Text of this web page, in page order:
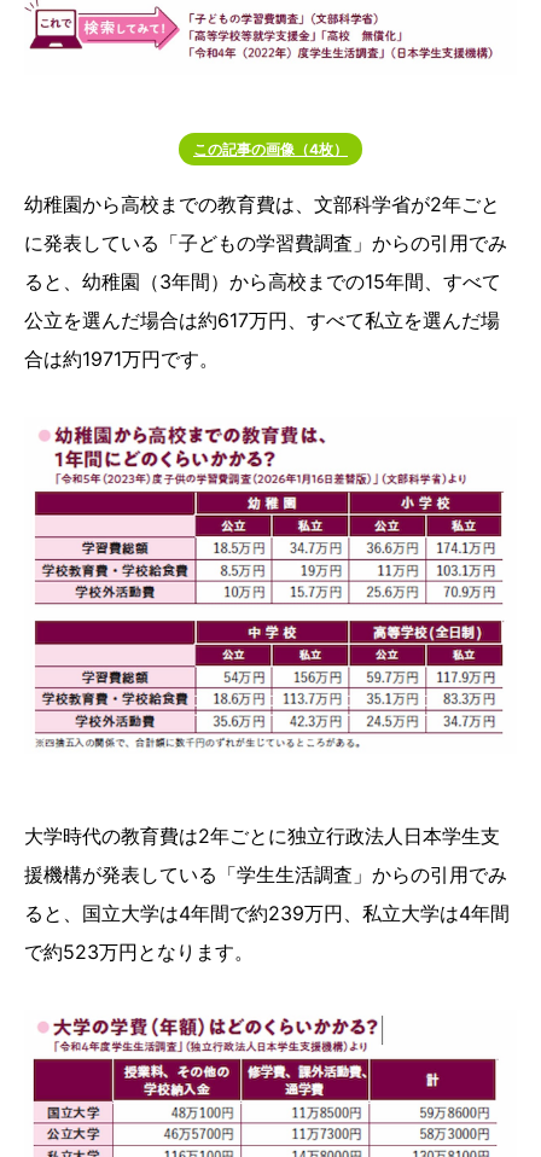
この記事の画像（4枚）
幼稚園から高校までの教育費は、文部科学省が2年ごと
に発表している「子どもの学習費調査」からの引用でみ
ると、幼稚園（3年間）から高校までの15年間、すべて
公立を選んだ場合は約617万円、すべて私立を選んだ場
合は約1971万円です。
大学時代の教育費は2年ごとに独立行政法人日本学生支
援機構が発表している「学生生活調査」からの引用でみ
ると、国立大学は4年間で約239万円、私立大学は4年間
で約523万円となります。